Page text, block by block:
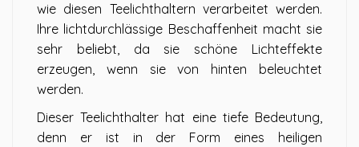
wie diesen Teelichthaltern verarbeitet werden.
Ihre lichtdurchlässige Beschaffenheit macht sie
sehr beliebt, da sie schöne Lichteffekte
erzeugen, wenn sie von hinten beleuchtet
werden.
Dieser Teelichthalter hat eine tiefe Bedeutung,
denn er ist in der Form eines heiligen